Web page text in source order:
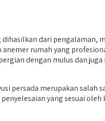
dari pengalaman,
anemer rumah yang
dengan mulus dan
persada merupakan salah
yang sesuai